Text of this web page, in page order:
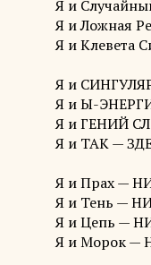
Я и
Я и Ложная
Я и Клевета
Я и
Я и Ы-
Я и ГЕНИЙ
Я и ТАК —
Я и Прах —
Я и Тень —
Я и Цепь —
Я и Морок —